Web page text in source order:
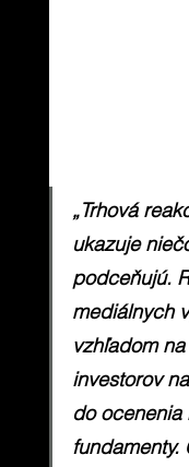
„Trhová
ukazuje
podceňujú.
mediálnych
vzhľadom
investorov
do
fundamenty.